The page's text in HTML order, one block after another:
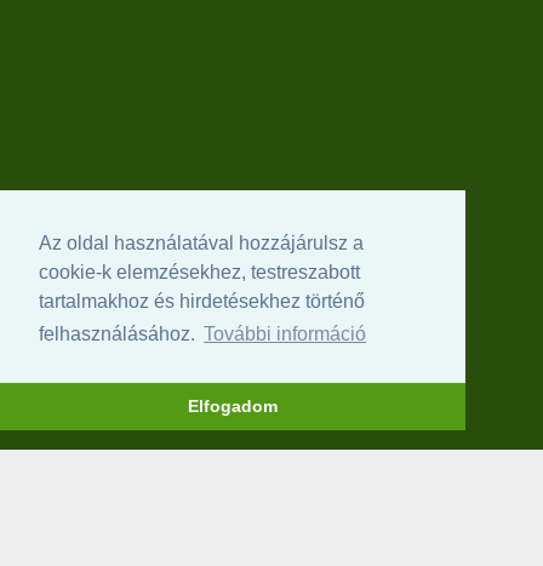
Az oldal használatával hozzájárulsz a
cookie-k elemzésekhez, testreszabott
tartalmakhoz és hirdetésekhez történő
felhasználásához. További információ
Elfogadom